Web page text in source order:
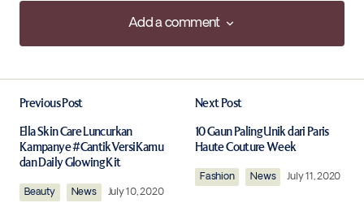
Add a comment
Add a comment
Required fields are marked*
Previous Post
Ella Skin Care Luncurkan
Kampanye #CantikVersiKamu
dan Daily Glowing Kit
Beauty News July 10, 2020
Next Post
10 Gaun Paling Unik dari Paris
Haute Couture Week
Fashion News July 11, 2020